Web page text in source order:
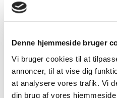
Denne hjemmeside bruger
Vi bruger cookies til at
annoncer, til at vise dig
at analysere vores trafik. Vi
din brug af vores
Foreningen arbejder for
sine medlemmer og deres